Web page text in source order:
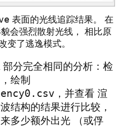
表面的光线追踪结果。 在
会强烈散射光线， 相比原
变了逃逸模式。
分完全相同的分析：检
绘制
，并查看 渲
结构的结果进行比较，
多少额外出光 （或俘